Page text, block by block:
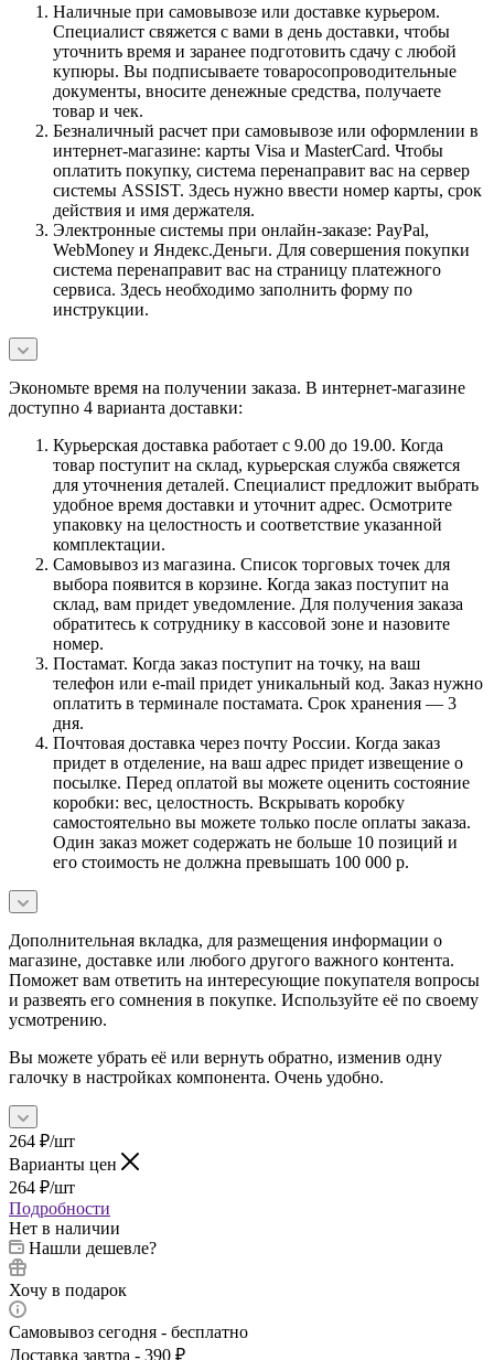
Наличные при самовывозе или доставке курьером.
Специалист свяжется с вами в день доставки, чтобы
уточнить время и заранее подготовить сдачу с любой
купюры. Вы подписываете товаросопроводительные
документы, вносите денежные средства, получаете
товар и чек.
Безналичный расчет при самовывозе или оформлении в
интернет-магазине: карты Visa и MasterCard. Чтобы
оплатить покупку, система перенаправит вас на сервер
системы ASSIST. Здесь нужно ввести номер карты, срок
действия и имя держателя.
Электронные системы при онлайн-заказе: PayPal,
WebMoney и Яндекс.Деньги. Для совершения покупки
система перенаправит вас на страницу платежного
сервиса. Здесь необходимо заполнить форму по
инструкции.
Экономьте время на получении заказа. В интернет-магазине
доступно 4 варианта доставки:
Курьерская доставка работает с 9.00 до 19.00. Когда
товар поступит на склад, курьерская служба свяжется
для уточнения деталей. Специалист предложит выбрать
удобное время доставки и уточнит адрес. Осмотрите
упаковку на целостность и соответствие указанной
комплектации.
Самовывоз из магазина. Список торговых точек для
выбора появится в корзине. Когда заказ поступит на
склад, вам придет уведомление. Для получения заказа
обратитесь к сотруднику в кассовой зоне и назовите
номер.
Постамат. Когда заказ поступит на точку, на ваш
телефон или e-mail придет уникальный код. Заказ нужно
оплатить в терминале постамата. Срок хранения — 3
дня.
Почтовая доставка через почту России. Когда заказ
придет в отделение, на ваш адрес придет извещение о
посылке. Перед оплатой вы можете оценить состояние
коробки: вес, целостность. Вскрывать коробку
самостоятельно вы можете только после оплаты заказа.
Один заказ может содержать не больше 10 позиций и
его стоимость не должна превышать 100 000 р.
Дополнительная вкладка, для размещения информации о
магазине, доставке или любого другого важного контента.
Поможет вам ответить на интересующие покупателя вопросы
и развеять его сомнения в покупке. Используйте её по своему
усмотрению.
Вы можете убрать её или вернуть обратно, изменив одну
галочку в настройках компонента. Очень удобно.
264 ₽/шт
Варианты цен
264 ₽/шт
Подробности
Нет в наличии
Нашли дешевле?
Хочу в подарок
Самовывоз сегодня - бесплатно
Доставка завтра - 390 ₽